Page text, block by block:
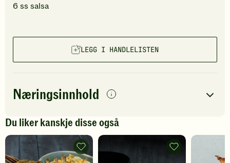
6 ss salsa
LEGG I HANDLELISTEN
Næringsinnhold
per porsjon
Navn på
næringsstoffet antall
Energi 393kcal
Fett
g
Du liker kanskje disse også
Lammecarré
med
Lammecarré
med